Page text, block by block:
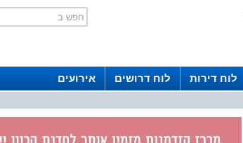
לוח דירות לוח דרושים אירועים